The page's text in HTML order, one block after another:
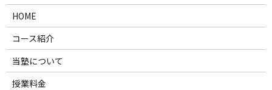
HOME
コース紹介
当塾について
授業料金